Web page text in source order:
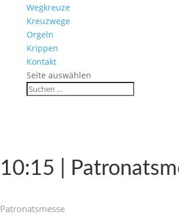
Wegkreuze
Kreuz­wege
Orgeln
Krippen
Kontakt
Seite auswählen
10:15 |
Patro­nats­messe